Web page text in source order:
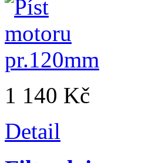
1 140 Kč
Detail